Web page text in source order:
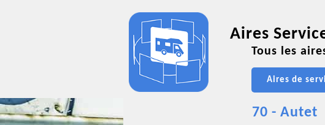
Aires
Tous les
Aires de
70 - Autet